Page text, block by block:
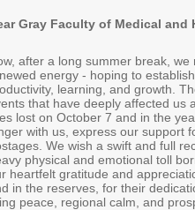
Gray Faculty of Medical and
after a long summer break,
energy - hoping to
learning, and growth.
that have deeply affected us
lost on October 7 and in the
with us, express our support
We wish a swift and full
physical and emotional toll
heartfelt gratitude and
in the reserves, for their
peace, regional calm, and